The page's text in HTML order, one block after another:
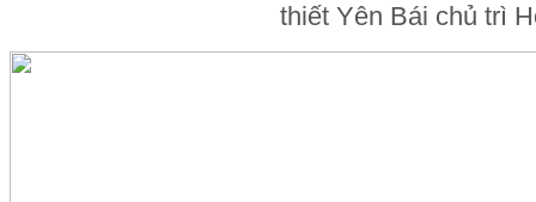
thiết Yên Bái chủ trì